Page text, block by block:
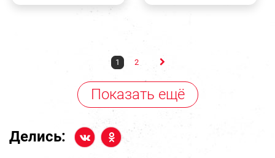
1 2
Показать ещё
Делись: